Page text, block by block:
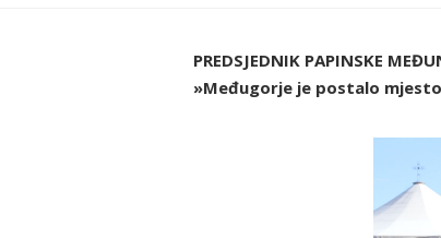
PREDSJEDNIK PAPINSKE
»Međugorje je postalo